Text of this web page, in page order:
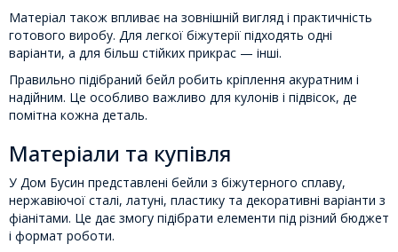
Матеріал також впливає на зовнішній вигляд і практичність
готового виробу. Для легкої біжутерії підходять одні
варіанти, а для більш стійких прикрас — інші.
Правильно підібраний бейл робить кріплення акуратним і
надійним. Це особливо важливо для кулонів і підвісок, де
помітна кожна деталь.
Матеріали та купівля
У Дом Бусин представлені бейли з біжутерного сплаву,
нержавіючої сталі, латуні, пластику та декоративні варіанти з
фіанітами. Це дає змогу підібрати елементи під різний бюджет
і формат роботи.